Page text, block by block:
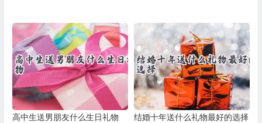
高中生送男朋友什么生日礼物 结婚十年送什么礼物最好的选择